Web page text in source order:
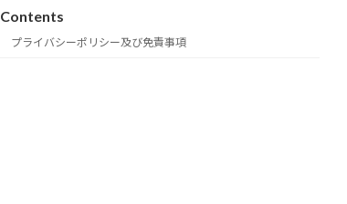
Contents
プライバシーポリシー及び免責事項